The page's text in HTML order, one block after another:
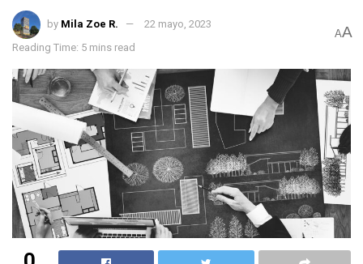
by Mila Zoe R.
22 mayo, 2023
Reading Time: 5 mins read
AA